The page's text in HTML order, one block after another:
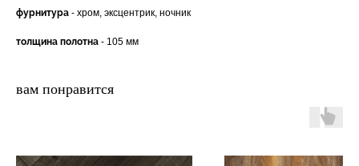
фурнитура - хром, эксцентрик, ночник
толщина полотна - 105 мм
вам понравится